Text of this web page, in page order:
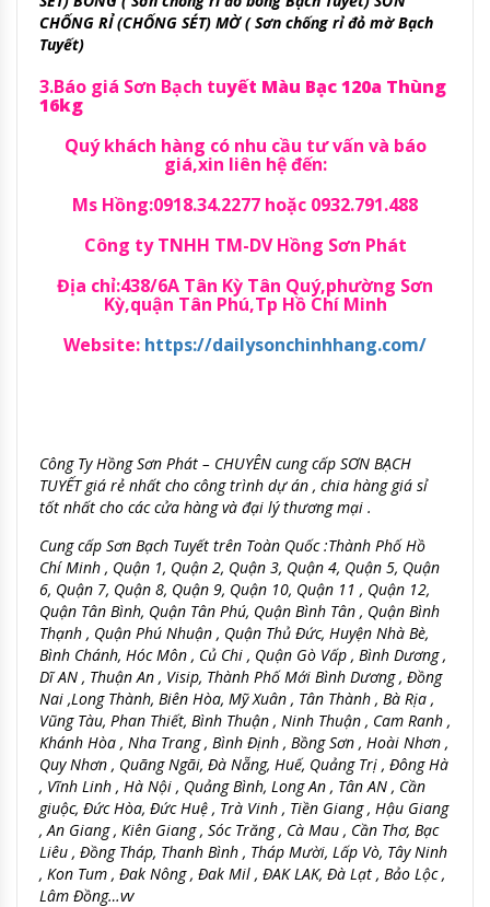
CHỐNG RỈ (CHỐNG SÉT) MỜ ( Sơn chống rỉ đỏ mờ Bạch
Tuyết)
3.Báo giá Sơn Bạch tuyết Màu Bạc 120a Thùng
16kg
Quý khách hàng có nhu cầu tư vấn và báo
giá,xin liên hệ đến:
Ms Hồng:0918.34.2277 hoặc 0932.791.488
Công ty TNHH TM-DV Hồng Sơn Phát
Địa chỉ:438/6A Tân Kỳ Tân Quý,phường Sơn
Kỳ,quận Tân Phú,Tp Hồ Chí Minh
Website: https://dailysonchinhhang.com/
Công Ty Hồng Sơn Phát – CHUYÊN cung cấp SƠN BẠCH
TUYẾT giá rẻ nhất cho công trình dự án , chia hàng giá sỉ
tốt nhất cho các cửa hàng và đại lý thương mại .
Cung cấp Sơn Bạch Tuyết trên Toàn Quốc :Thành Phố Hồ
Chí Minh , Quận 1, Quận 2, Quận 3, Quận 4, Quận 5, Quận
6, Quận 7, Quận 8, Quận 9, Quận 10, Quận 11 , Quận 12,
Quận Tân Bình, Quận Tân Phú, Quận Bình Tân , Quận Bình
Thạnh , Quận Phú Nhuận , Quận Thủ Đức, Huyện Nhà Bè,
Bình Chánh, Hóc Môn , Củ Chi , Quận Gò Vấp , Bình Dương ,
Dĩ AN , Thuận An , Visip, Thành Phố Mới Bình Dương , Đồng
Nai ,Long Thành, Biên Hòa, Mỹ Xuân , Tân Thành , Bà Rịa ,
Vũng Tàu, Phan Thiết, Bình Thuận , Ninh Thuận , Cam Ranh ,
Khánh Hòa , Nha Trang , Bình Định , Bồng Sơn , Hoài Nhơn ,
Quy Nhơn , Quãng Ngãi, Đà Nẵng, Huế, Quảng Trị , Đông Hà
, Vĩnh Linh , Hà Nội , Quảng Bình, Long An , Tân AN , Cần
giuộc, Đức Hòa, Đức Huệ , Trà Vinh , Tiền Giang , Hậu Giang
, An Giang , Kiên Giang , Sóc Trăng , Cà Mau , Cần Thơ, Bạc
Liêu , Đồng Tháp, Thanh Bình , Tháp Mười, Lấp Vò, Tây Ninh
, Kon Tum , Đak Nông , Đak Mil , ĐAK LAK, Đà Lạt , Bảo Lộc ,
Lâm Đồng…vv